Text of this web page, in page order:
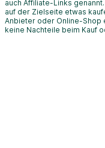
auch Affiliate-Links
auf der Zielseite etwas
Anbieter oder Online-Shop
keine Nachteile beim Kauf